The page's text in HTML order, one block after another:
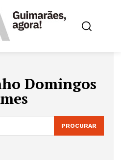
Domingos
PROCURAR